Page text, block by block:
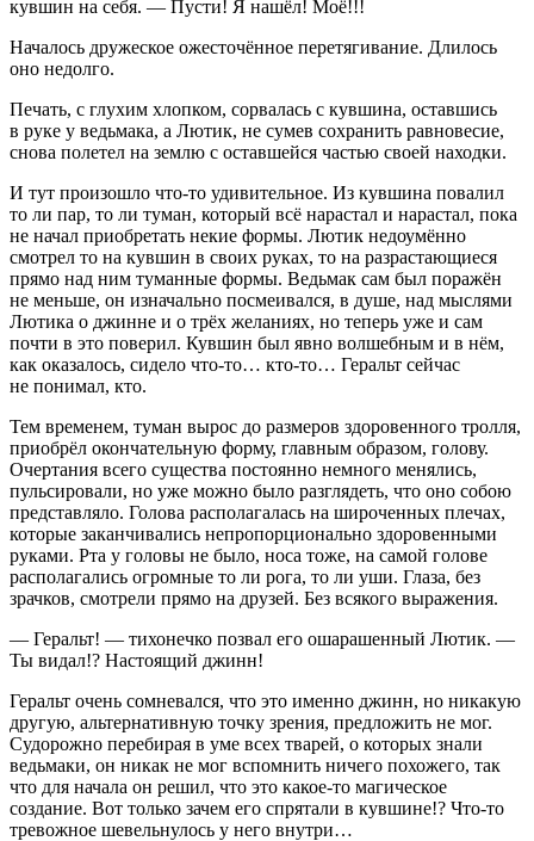
кувшин на себя. — Пусти! Я нашёл! Моё!!!
Началось дружеское ожесточённое перетягивание. Длилось
оно недолго.
Печать, с глухим хлопком, сорвалась с кувшина, оставшись
в руке у ведьмака, а Лютик, не сумев сохранить равновесие,
снова полетел на землю с оставшейся частью своей находки.
И тут произошло что-то удивительное. Из кувшина повалил
то ли пар, то ли туман, который всё нарастал и нарастал, пока
не начал приобретать некие формы. Лютик недоумённо
смотрел то на кувшин в своих руках, то на разрастающиеся
прямо над ним туманные формы. Ведьмак сам был поражён
не меньше, он изначально посмеивался, в душе, над мыслями
Лютика о джинне и о трёх желаниях, но теперь уже и сам
почти в это поверил. Кувшин был явно волшебным и в нём,
как оказалось, сидело что-то… кто-то… Геральт сейчас
не понимал, кто.
Тем временем, туман вырос до размеров здоровенного тролля,
приобрёл окончательную форму, главным образом, голову.
Очертания всего существа постоянно немного менялись,
пульсировали, но уже можно было разглядеть, что оно собою
представляло. Голова располагалась на широченных плечах,
которые заканчивались непропорционально здоровенными
руками. Рта у головы не было, носа тоже, на самой голове
располагались огромные то ли рога, то ли уши. Глаза, без
зрачков, смотрели прямо на друзей. Без всякого выражения.
— Геральт! — тихонечко позвал его ошарашенный Лютик. —
Ты видал!? Настоящий джинн!
Геральт очень сомневался, что это именно джинн, но никакую
другую, альтернативную точку зрения, предложить не мог.
Судорожно перебирая в уме всех тварей, о которых знали
ведьмаки, он никак не мог вспомнить ничего похожего, так
что для начала он решил, что это какое-то магическое
создание. Вот только зачем его спрятали в кувшине!? Что-то
тревожное шевельнулось у него внутри…